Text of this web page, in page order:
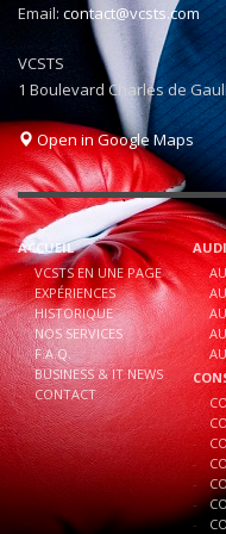
Email: contact@vcsts.com
VCSTS
1 Boulevard Charles de
Open in Google Maps
ACCUEIL
VCSTS EN UNE PAGE
EXPÉRIENCES
HISTORIQUE
NOS SERVICES
F.A.Q.
BUSINESS & IT NEWS
CONTACT